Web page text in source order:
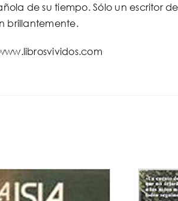
de su tiempo. Sólo un escritor
brillantemente.